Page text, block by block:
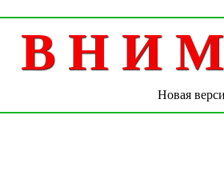
В Н И
Новая